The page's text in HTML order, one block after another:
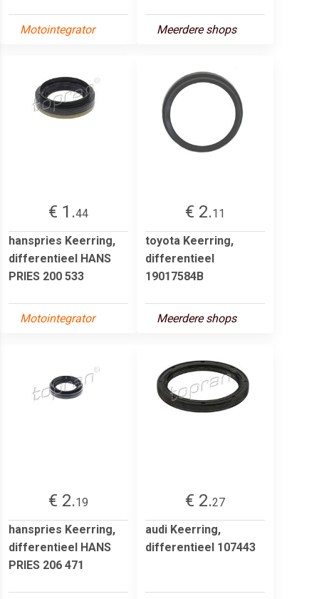
Motointegrator Meerdere shops
€ 1.44
hanspries Keerring,
differentieel HANS
PRIES 200 533
Motointegrator
€ 2.11
toyota Keerring,
differentieel
19017584B
Meerdere shops
€ 2.19
hanspries Keerring,
differentieel HANS
PRIES 206 471
€ 2.27
audi Keerring,
differentieel 107443